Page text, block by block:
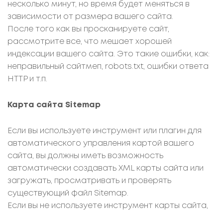
несколько минут, но время будет меняться в
зависимости от размера вашего сайта.
После того как вы просканируете сайт,
рассмотрите все, что мешает хорошей
индексации вашего сайта. Это такие ошибки, как:
неправильный сайтмеп, robots.txt, ошибки ответа
HTTP и т.п.
Карта сайта Sitemap
Если вы используете инструмент или плагин для
автоматического управления картой вашего
сайта, вы должны иметь возможность
автоматически создавать XML карты сайта или
загружать, просматривать и проверять
существующий файл Sitemap.
Если вы не используете инструмент карты сайта,